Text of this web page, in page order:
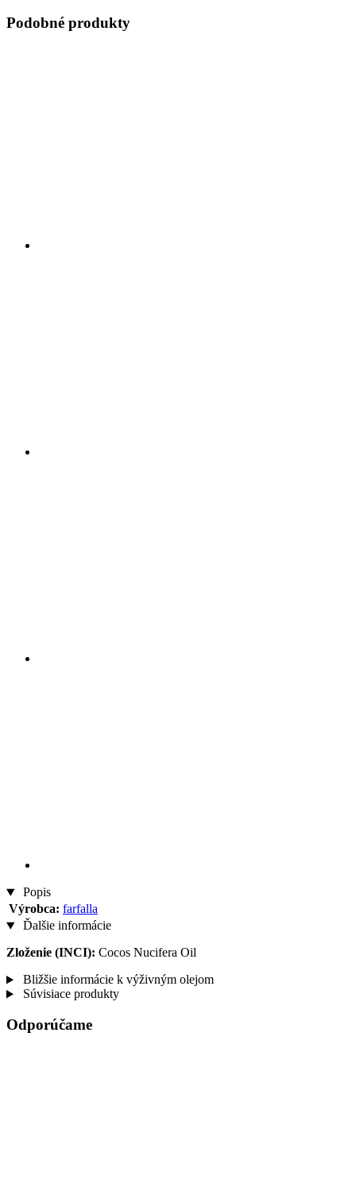
Podobné produkty
Popis
Výrobca: farfalla
Ďalšie informácie
Zloženie (INCI): Cocos Nucifera Oil
Bližšie informácie k výživným olejom
Súvisiace produkty
Odporúčame